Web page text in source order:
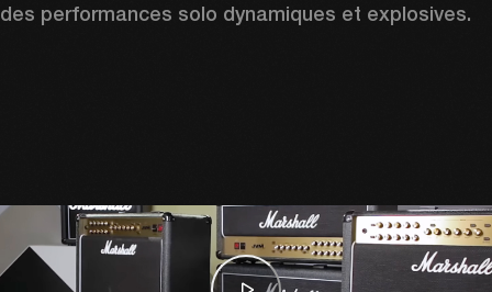
des performances solo dynamiques et explosives.